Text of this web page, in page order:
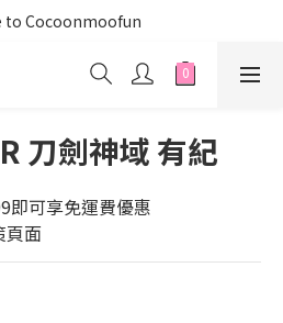
to Cocoonmoofun
刀劍神域 有紀
即可享免運費優惠
頁面